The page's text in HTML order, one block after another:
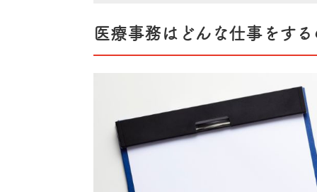
医療事務はどんな仕事をする